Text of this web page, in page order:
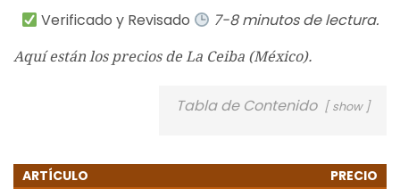
Verificado y Revisado 7-8 minutos de lectura.
Aquí están los precios de La Ceiba (México).
Tabla de Contenido show
ARTÍCULO PRECIO